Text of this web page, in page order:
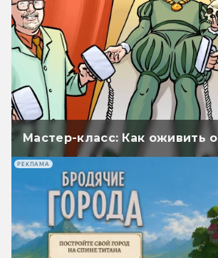
Мастер-класс: Как оживить
РЕКЛАМА